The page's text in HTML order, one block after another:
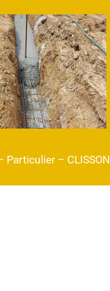
Particulier – CLISSON